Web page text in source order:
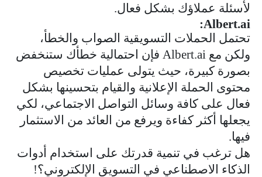
لأسئلة عملاؤك بشكل فعال.
Albert.ai
:
تحتمل الحملات التسويقية الصواب والخطأ،
ولكن مع Albert.ai فإن احتمالية خطأك ستنخفض
بصورة كبيرة، حيث يتولى عمليات تخصيص
محتوى الحملة الإعلانية والقيام بتحسينها بشكل
فعال على كافة وسائل التواصل الاجتماعي، لكي
يجعلها أكثر كفاءة ويرفع من العائد من الاستثمار
فيها.
هل ترغب في تنمية قدرتك على استخدام أدوات
الذكاء الاصطناعي في التسويق الإلكتروني؟!